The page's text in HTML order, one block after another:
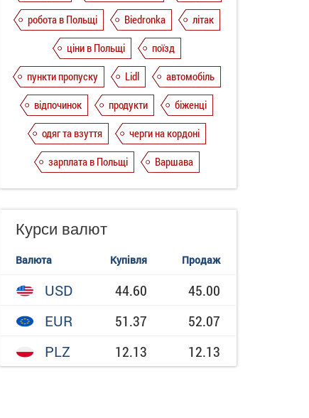
робота в Польщі
Biedronka
літак
ціни в Польщі
поїзд
пункти пропуску
Lidl
автомобіль
відпочинок
продукти
біженці
одяг та взуття
черги на кордоні
зарплата в Польщі
Варшава
Курси валют
Валюта Купівля Продаж
USD 44.60
45.00
EUR
51.37
52.07
PLZ
12.13 12.13